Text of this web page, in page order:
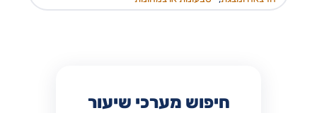
חיפוש מערכי שיעור